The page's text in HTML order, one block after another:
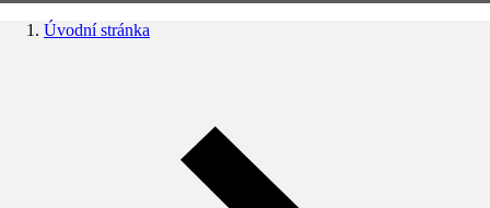
Úvodní stránka